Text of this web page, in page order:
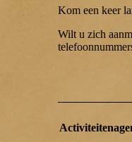
Kom een keer
Wilt u zich